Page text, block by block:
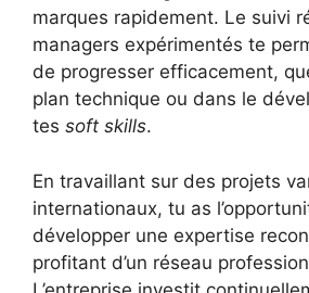
marques rapidement. Le suivi
managers expérimentés te
de progresser efficacement,
plan technique ou dans le
tes soft skills.
En travaillant sur des projets
internationaux, tu as
développer une expertise
profitant d’un réseau